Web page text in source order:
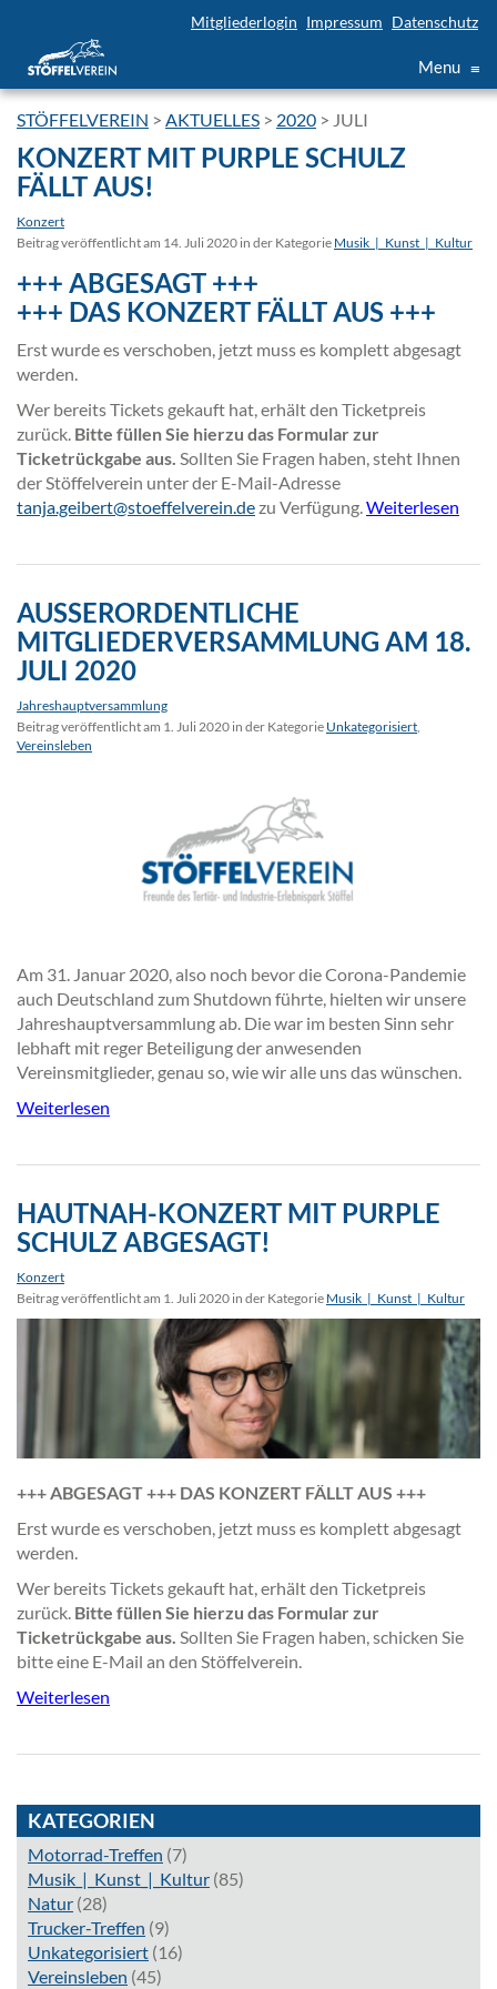
Mitgliederlogin Impressum Datenschutz
Menu ≡
STÖFFELVEREIN > AKTUELLES > 2020 > JULI
KONZERT MIT PURPLE SCHULZ
FÄLLT AUS!
Konzert
Beitrag veröffentlicht am 14. Juli 2020 in der Kategorie Musik_|_Kunst_|_Kultur
+++ ABGESAGT +++
+++ DAS KONZERT FÄLLT AUS +++
Erst wurde es verschoben, jetzt muss es komplett abgesagt
werden.
Wer bereits Tickets gekauft hat, erhält den Ticketpreis
zurück. Bitte füllen Sie hierzu das Formular zur
Ticketrückgabe aus. Sollten Sie Fragen haben, steht Ihnen
der Stöffelverein unter der E-Mail-Adresse
tanja.geibert@stoeffelverein.dezu Verfügung.Weiterlesen
AUSSERORDENTLICHE M
ITGLIEDERVERSAMMLUNG AM 18. J
ULI 2020
Jahreshauptversammlung
Beitrag veröffentlicht am 1. Juli 2020 in der Kategorie Unkategorisiert,
Vereinsleben
Am 31. Januar 2020, also noch bevor die Corona-Pandemie
auch Deutschland zum Shutdown führte, hielten wir unsere
Jahreshauptversammlung ab. Die war im besten Sinn sehr
lebhaft mit reger Beteiligung der anwesenden
Vereinsmitglieder, genau so, wie wir alle uns das wünschen.
Weiterlesen
HAUTNAH-KONZERT MIT PURPLE
SCHULZ ABGESAGT!
Konzert
Beitrag veröffentlicht am 1. Juli 2020 in der Kategorie Musik_|_Kunst_|_Kultur
+++ ABGESAGT +++ DAS KONZERT FÄLLT AUS +++
Erst wurde es verschoben, jetzt muss es komplett abgesagt
werden.
Wer bereits Tickets gekauft hat, erhält den Ticketpreis
zurück. Bitte füllen Sie hierzu das Formular zur
Ticketrückgabe aus. Sollten Sie Fragen haben, schicken Sie
bitte eine E-Mail an den Stöffelverein.
Weiterlesen
KATEGORIEN
Motorrad-Treffen (7)
Musik_|_Kunst_|_Kultur (85)
Natur (28)
Trucker-Treffen (9)
Unkategorisiert (16)
Vereinsleben (45)